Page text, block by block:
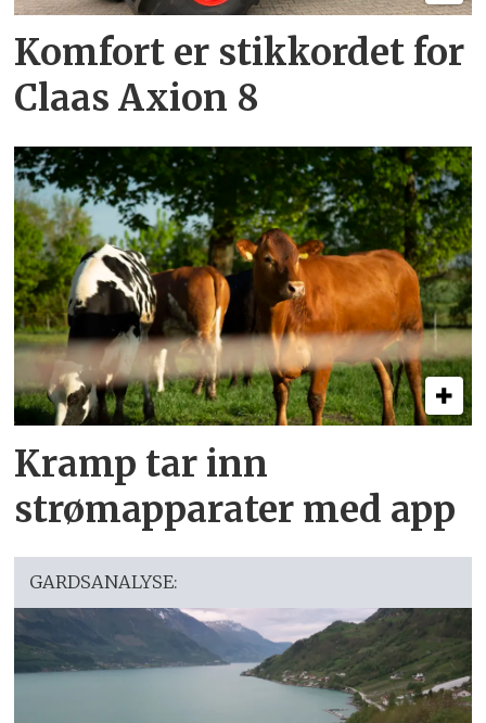
Komfort er stikkordet for
Claas Axion 8
Kramp tar inn
strømapparater med app
GARDSANALYSE: